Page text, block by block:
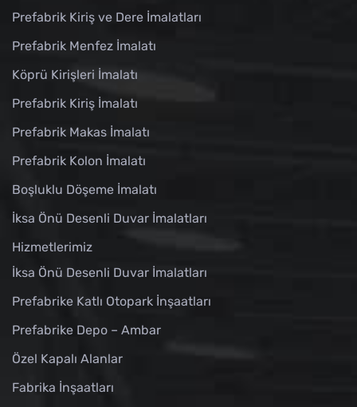
Prefabrik Kiriş ve Dere İmalatları
Prefabrik Menfez İmalatı
Köprü Kirişleri İmalatı
Prefabrik Kiriş İmalatı
Prefabrik Makas İmalatı
Prefabrik Kolon İmalatı
Boşluklu Döşeme İmalatı
İksa Önü Desenli Duvar İmalatları
Hizmetlerimiz
İksa Önü Desenli Duvar İmalatları
Prefabrike Katlı Otopark İnşaatları
Prefabrike Depo – Ambar
Özel Kapalı Alanlar
Fabrika İnşaatları